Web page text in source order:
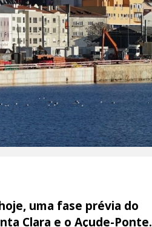
uma fase prévia do
Clara e o Açude-Ponte.